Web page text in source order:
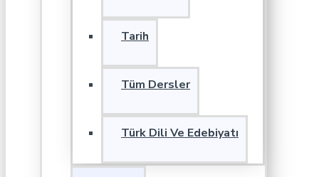
Tarih
Tüm Dersler
Türk Dili Ve Edebiyatı